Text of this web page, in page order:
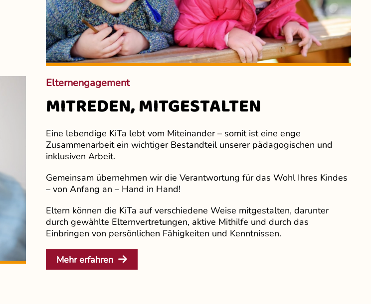
Elternengagement
MITREDEN, MITGESTALTEN
Eine lebendige KiTa lebt vom Miteinander – somit ist eine enge
Zusammenarbeit ein wichtiger Bestandteil unserer pädagogischen und
inklusiven Arbeit.
Gemeinsam übernehmen wir die Verantwortung für das Wohl Ihres Kindes
– von Anfang an – Hand in Hand!
Eltern können die KiTa auf verschiedene Weise mitgestalten, darunter
durch gewählte Elternvertretungen, aktive Mithilfe und durch das
Einbringen von persönlichen Fähigkeiten und Kenntnissen.
Mehr erfahren